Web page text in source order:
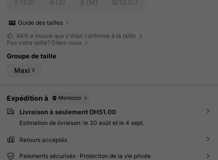
Guide des tailles
94% a trouvé que c'était conforme à la taille
Pas votre taille? Dites-nous
Groupe de taille
Maxi
Expédition à Morocco
Livraison à seulement DH51.00
Estimation de livraison: le 30 août et le 4 sept.
Retours acceptés
Paiements sécurisés · Protection de la vie privée